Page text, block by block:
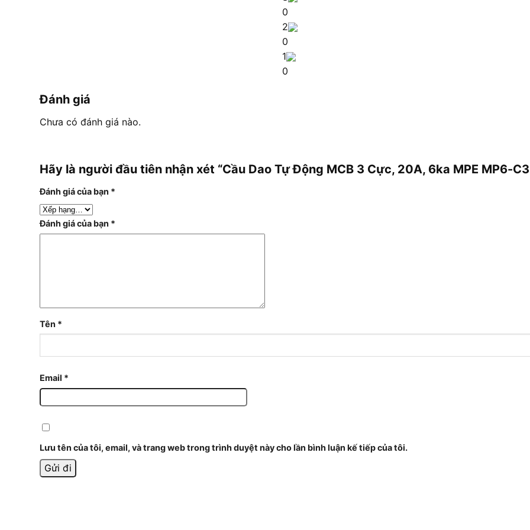
0
2
0
1
0
Đánh giá
Chưa có đánh giá nào.
Hãy là người đầu tiên nhận xét “Cầu Dao Tự Động MCB 3 Cực, 20A, 6ka MPE MP6-
Đánh giá của bạn *
Đánh giá của bạn *
Tên *
Email *
Lưu tên của tôi, email, và trang web trong trình duyệt này cho lần bình luận kế tiếp của tôi.